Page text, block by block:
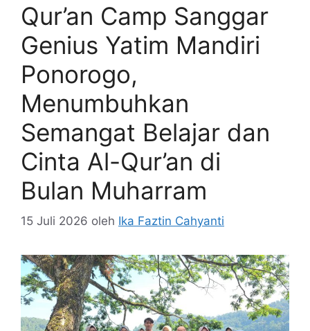
Qur’an Camp Sanggar
Genius Yatim Mandiri
Ponorogo,
Menumbuhkan
Semangat Belajar dan
Cinta Al-Qur’an di
Bulan Muharram
15 Juli 2026 oleh Ika Faztin Cahyanti